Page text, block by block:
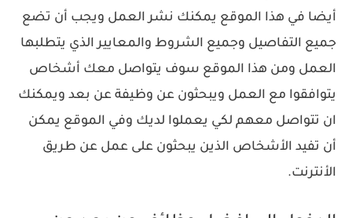
أيضا في هذا الموقع يمكنك نشر العمل ويجب أن تضع
جميع التفاصيل وجميع الشروط والمعايير الذي يتطلبها
العمل ومن هذا الموقع سوف يتواصل معك أشخاص
يتوافقوا مع العمل ويبحثون عن وظيفة عن بعد ويمكنك
ان تتواصل معهم لكي يعملوا لديك وفي الموقع يمكن
أن تفيد الأشخاص الذين يبحثون على عمل عن طريق
الأنترنت.